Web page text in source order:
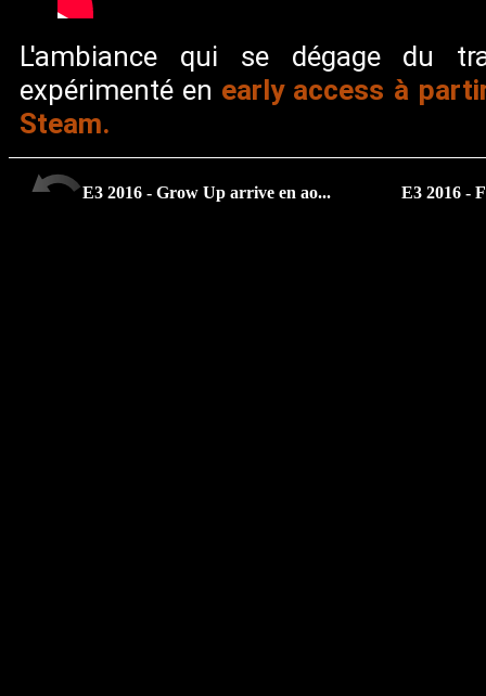
L'ambiance qui se dégage du
expérimenté en early access à
Steam.
E3 2016 - Grow Up arrive en ao... E3 2016 -